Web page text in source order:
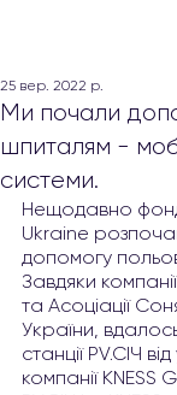
Ми почали
шпиталям -
системи.
25 вер. 2022 р.
Нещодавно
Ukraine
допомогу
Завдяки
та Асоціації
України,
станції PV.CIЧ
компанії KNESS